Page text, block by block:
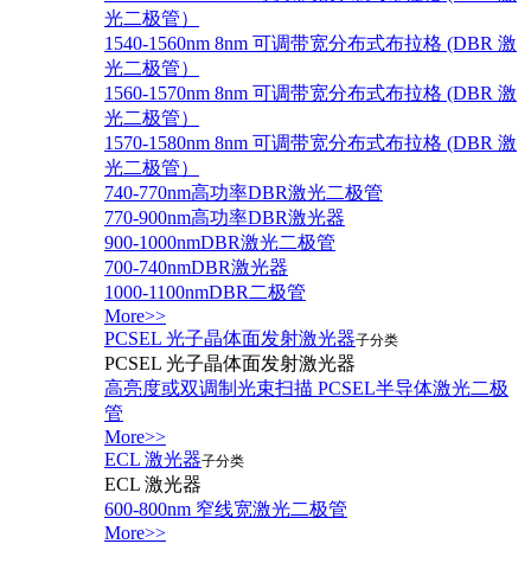
光二极管）
1540-1560nm 8nm 可调带宽分布式布拉格 (DBR 激
光二极管）
1560-1570nm 8nm 可调带宽分布式布拉格 (DBR 激
光二极管）
1570-1580nm 8nm 可调带宽分布式布拉格 (DBR 激
光二极管）
740-770nm高功率DBR激光二极管
770-900nm高功率DBR激光器
900-1000nmDBR激光二极管
700-740nmDBR激光器
1000-1100nmDBR二极管
More>>
PCSEL 光子晶体面发射激光器子分类
PCSEL 光子晶体面发射激光器
高亮度或双调制光束扫描 PCSEL半导体激光二极
管
More>>
ECL 激光器子分类
ECL 激光器
600-800nm 窄线宽激光二极管
More>>